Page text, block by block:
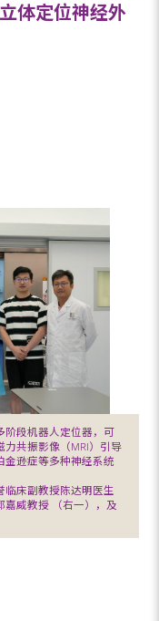
体定位神经外
阶段机器人定位器，可
共振影像（MRI）引导
金逊症等多种神经系统
临床副教授陈达明医生
嘉威教授 （右一），及